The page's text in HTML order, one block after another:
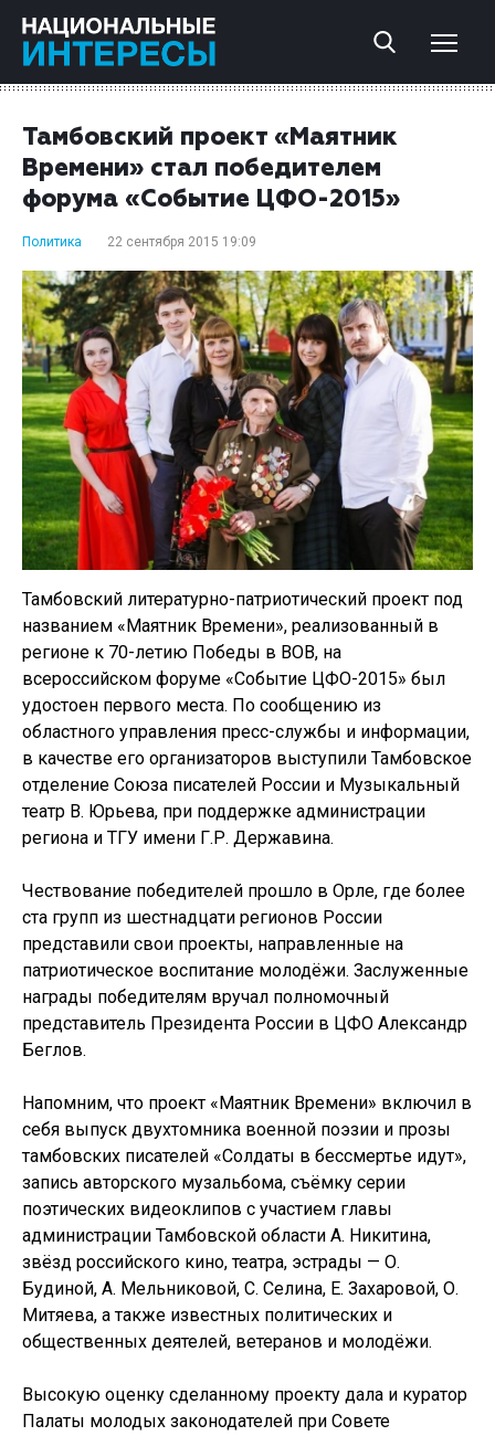
Тамбовский проект «Маятник
Времени» стал победителем
форума «Событие ЦФО-2015»
Политика 22 сентября 2015 19:09
Тамбовский литературно-патриотический проект под
названием «Маятник Времени», реализованный в
регионе к 70-летию Победы в ВОВ, на
всероссийском форуме «Событие ЦФО-2015» был
удостоен первого места. По сообщению из
областного управления пресс-службы и информации,
в качестве его организаторов выступили Тамбовское
отделение Союза писателей России и Музыкальный
театр В. Юрьева, при поддержке администрации
региона и ТГУ имени Г.Р. Державина.
Чествование победителей прошло в Орле, где более
ста групп из шестнадцати регионов России
представили свои проекты, направленные на
патриотическое воспитание молодёжи. Заслуженные
награды победителям вручал полномочный
представитель Президента России в ЦФО Александр
Беглов.
Напомним, что проект «Маятник Времени» включил в
себя выпуск двухтомника военной поэзии и прозы
тамбовских писателей «Солдаты в бессмертье идут»,
запись авторского музальбома, съёмку серии
поэтических видеоклипов с участием главы
администрации Тамбовской области А. Никитина,
звёзд российского кино, театра, эстрады — О.
Будиной, А. Мельниковой, С. Селина, Е. Захаровой, О.
Митяева, а также известных политических и
общественных деятелей, ветеранов и молодёжи.
Высокую оценку сделанному проекту дала и куратор
Палаты молодых законодателей при Совете